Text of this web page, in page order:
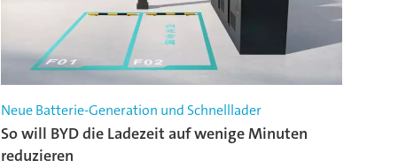
Neue Batterie-Generation und Schnelllader
So will BYD die Ladezeit auf wenige Minuten
reduzieren